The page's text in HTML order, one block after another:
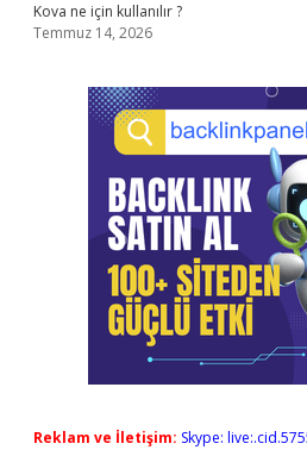
Kova ne için kullanılır ?
Temmuz 14, 2026
Reklam ve İletişim: Skype: